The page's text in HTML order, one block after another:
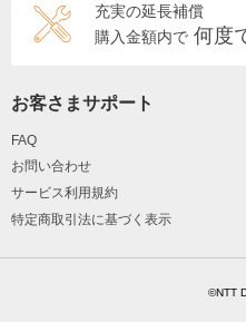
充実の延長補償
購入金額内で 何度
お客さまサポート
FAQ
お問い合わせ
サービス利用規約
特定商取引法に基づく表示
©NTT